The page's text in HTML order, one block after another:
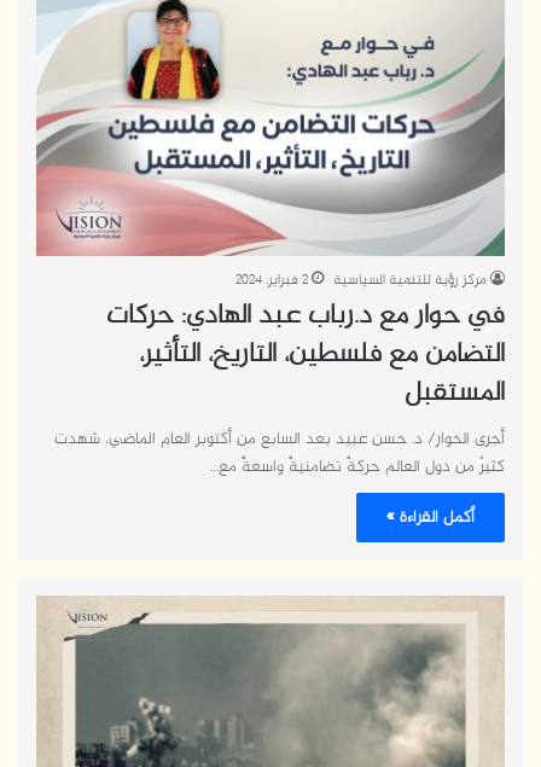
مركز رؤية للتنمية السياسية 2 فبراير، 2024
في حوار مع د.رباب عبد الهادي: حركات
التضامن مع فلسطين، التاريخ، التأثير،
المستقبل
أجرى الحوار/ د. حسن عبيد بعد السابع من أكتوبر العام الماضي، شهدت
كثيرٌ من دول العالم حركةً تضامنيةً واسعةً مع…
أكمل القراءة »